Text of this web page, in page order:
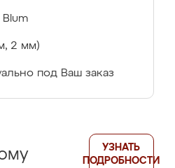
Blum
2 мм)
под Ваш заказ
УЗНАТЬ
ПОДРОБНОСТИ